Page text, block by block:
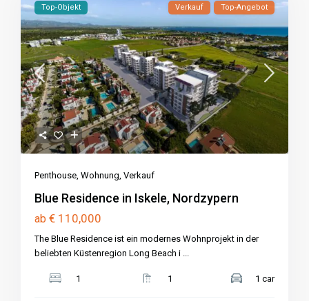
Top-Objekt Verkauf Top-Angebot
Penthouse ,Wohnung ,Verkauf
Blue Residence in Iskele, Nordzypern
ab € 110,000
The Blue Residence ist ein modernes Wohnprojekt in der
beliebten Küstenregion Long Beach i
1 1 1 car